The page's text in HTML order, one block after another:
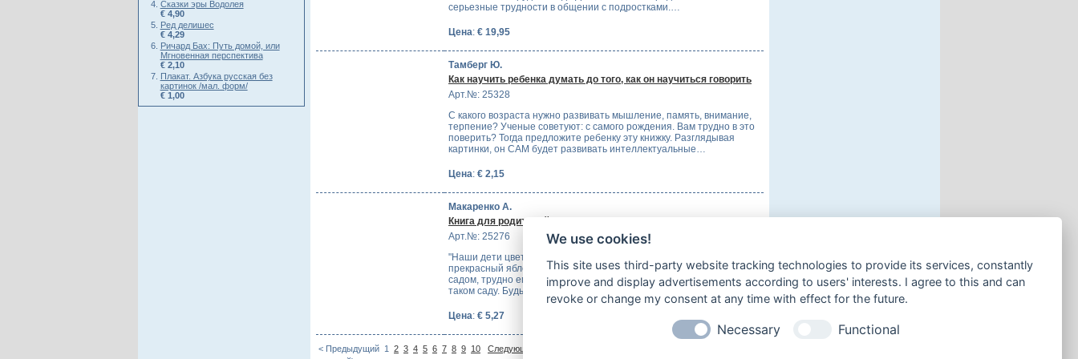
Сказки эры Водолея
€ 4,90
Ред делишес
€ 4,29
Ричард Бах: Путь домой, или
Мгновенная перспектива
€ 2,10
Плакат. Азбука русская без
картинок /мал. форм/
€ 1,00
серьезные трудности в общении с подростками.…
Цена: € 19,95
Тамберг Ю.
Как научить ребенка думать до того, как он научиться говорить
Арт.№: 25328
С какого возраста нужно развивать мышление, память, внимание,
терпение? Ученые советуют: с самого рождения. Вам трудно в это
поверить? Тогда предложите ребенку эту книжку. Разглядывая
картинки, он САМ будет развивать интеллектуальные…
Цена: € 2,15
Макаренко А.
Книга для родителей
Арт.№: 25276
"Наши дети цветут на живом стволе нашей жизни, это не букет, это
прекрасный яблоневый сад. Трудно, конечно, не любоваться таким
садом, трудно ему не радоваться, но еще труднее не работать в
таком саду. Будьте добры, займитесь…
Цена: € 5,27
< Предыдущий 1 2 3 4 5 6 7 8 9 10 Следующий >
We use cookies!
This site uses third-party website tracking technologies to provide its services, constantly
improve and display advertisements according to users' interests. I agree to this and can
revoke or change my consent at any time with effect for the future.
Necessary Functional